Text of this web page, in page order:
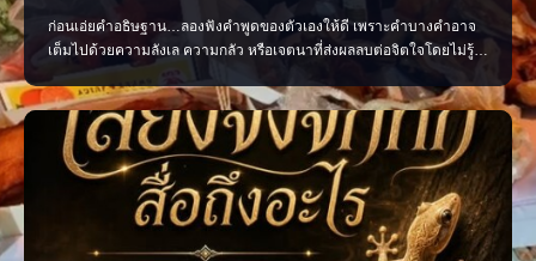
ก่อนเอ่ยคำอธิษฐาน…ลองฟังคำพูดของตัวเองให้ดี เพราะคำบางคำอาจ
เต็มไปด้วยความลังเล ความกลัว หรือเจตนาที่ส่งผลลบต่อจิตใจโดยไม่รู้
ตัว ควรอธิษฐานด้วยถ้อยคำที่ชัดเจน สุภาพ และเปี่ยมด้วยเจตนาดี เพื่อให้
ใจของเรามั่นคงและพร้อมก้าวไปสู่สิ่งที่ปรารถนา แล้วคุณเคยเผลอใช้คำ
พูดแบบไหนเวลาอธิษฐานบ้าง? #คำอธิษฐาน #พลัง